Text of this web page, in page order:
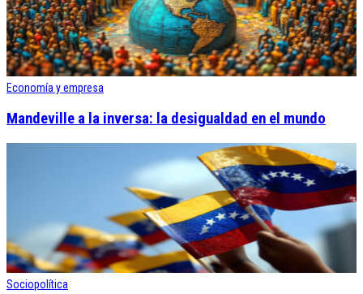
Economía y empresa
Mandeville a la inversa: la desigualdad en el mundo
Sociopolítica